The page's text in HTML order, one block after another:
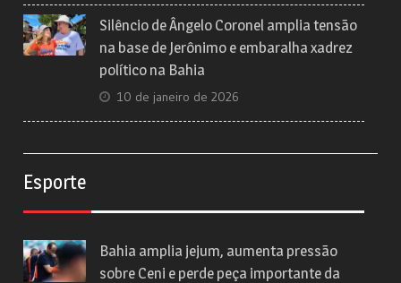
Silêncio de Ângelo Coronel amplia tensão
na base de Jerônimo e embaralha xadrez
político na Bahia
10 de janeiro de 2026
Esporte
Bahia amplia jejum, aumenta pressão
sobre Ceni e perde peça importante da